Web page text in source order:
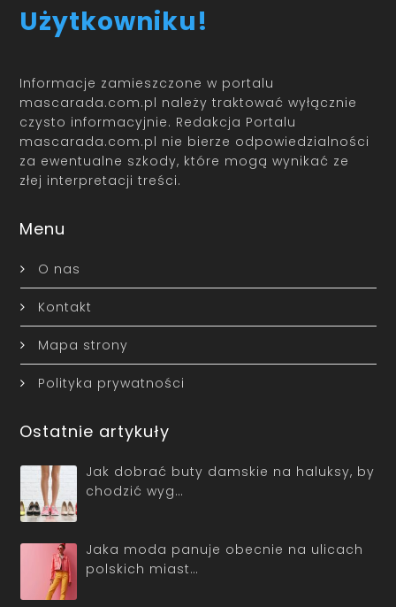
Użytkowniku!
Informacje zamieszczone w portalu
mascarada.com.pl należy traktować wyłącznie
czysto informacyjnie. Redakcja Portalu
mascarada.com.pl nie bierze odpowiedzialności
za ewentualne szkody, które mogą wynikać ze
złej interpretacji treści.
Menu
O nas
Kontakt
Mapa strony
Polityka prywatności
Ostatnie artykuły
Jak dobrać buty damskie na haluksy, by
chodzić wyg…
Jaka moda panuje obecnie na ulicach
polskich miast…